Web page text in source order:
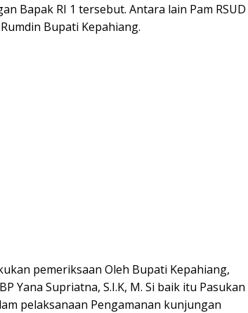
Bapak RI 1 tersebut. Antara lain Pam RSUD
Bupati Kepahiang.
pemeriksaan Oleh Bupati Kepahiang,
Yana Supriatna, S.I.K, M. Si baik itu Pasukan
pelaksanaan Pengamanan kunjungan